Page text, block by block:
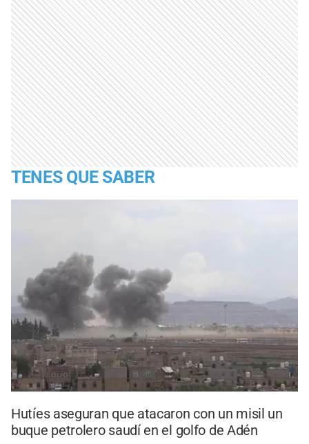
TENES QUE SABER
Hutíes aseguran que atacaron con un misil un
buque petrolero saudí en el golfo de Adén